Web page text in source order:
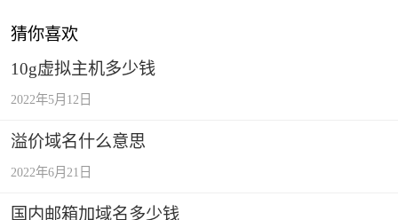
猜你喜欢
10g虚拟主机多少钱
2022年5月12日
溢价域名什么意思
2022年6月21日
国内邮箱加域名多少钱